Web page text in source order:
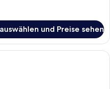
und Preise sehen